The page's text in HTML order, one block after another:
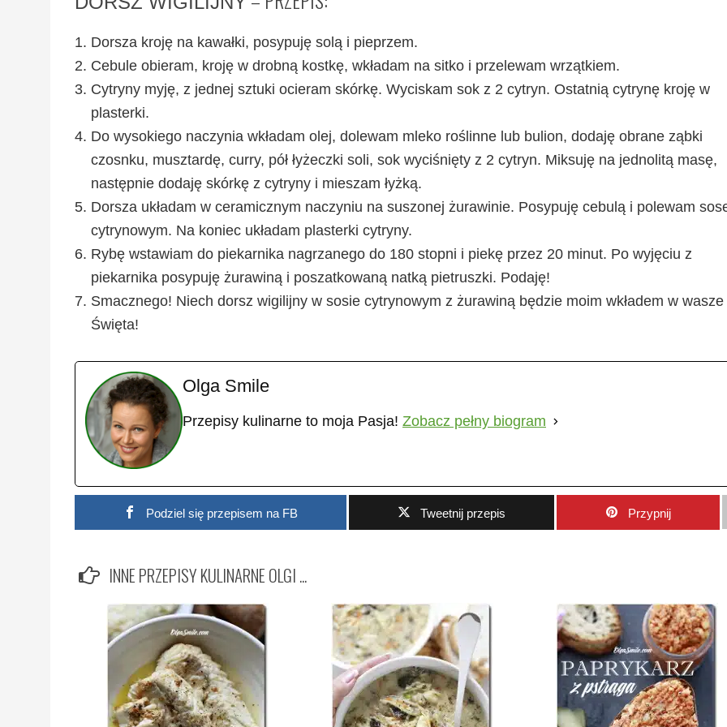
Dorsza kroję na kawałki, posypuję solą i pieprzem.
Cebule obieram, kroję w drobną kostkę, wkładam na sitko i przelewam wrzątkiem.
Cytryny myję, z jednej sztuki ocieram skórkę. Wyciskam sok z 2 cytryn. Ostatnią cytrynę kroję w
plasterki.
Do wysokiego naczynia wkładam olej, dolewam mleko roślinne lub bulion, dodaję obrane ząbki
czosnku, musztardę, curry, pół łyżeczki soli, sok wyciśnięty z 2 cytryn. Miksuję na jednolitą masę,
następnie dodaję skórkę z cytryny i mieszam łyżką.
Dorsza układam w ceramicznym naczyniu na suszonej żurawinie. Posypuję cebulą i polewam
cytrynowym. Na koniec układam plasterki cytryny.
Rybę wstawiam do piekarnika nagrzanego do 180 stopni i piekę przez 20 minut. Po wyjęciu z
piekarnika posypuję żurawiną i poszatkowaną natką pietruszki. Podaję!
Smacznego! Niech dorsz wigilijny w sosie cytrynowym z żurawiną będzie moim wkładem w wasze
Święta!
Olga Smile
Przepisy kulinarne to moja Pasja! Zobacz pełny biogram
Podziel się przepisem na FB Tweetnij przepis Przypnij
INNE PRZEPISY KULINARNE OLGI ...